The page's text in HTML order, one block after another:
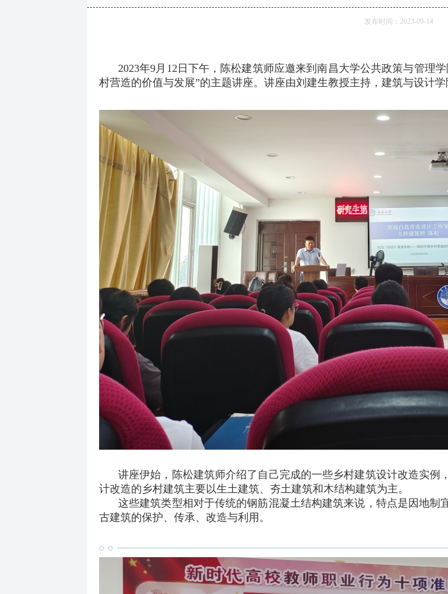
发布时间：2023-09-14
2023年9月12日下午，陈松建筑师应邀来到南昌大学公共政策与管
村营造的价值与发展”的主题讲座。讲座由刘建生教授主持，建筑与设计学
讲座伊始，陈松建筑师介绍了自己完成的一些乡村建筑设计改造实
计改造的乡村建筑主要以生土建筑、夯土建筑和木结构建筑为主。
这些建筑类型相对于传统的钢筋混凝土结构建筑来说，特点是因地
古建筑的保护、传承、改造与利用。